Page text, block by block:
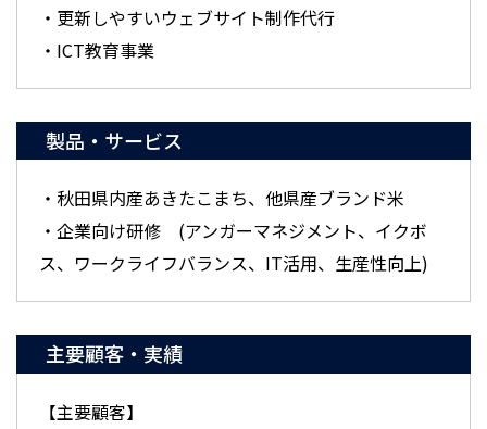
・更新しやすいウェブサイト制作代行
・ICT教育事業
製品・サービス
・秋田県内産あきたこまち、他県産ブランド米
・企業向け研修 (アンガーマネジメント、イクボ
ス、ワークライフバランス、IT活用、生産性向上)
主要顧客・実績
【主要顧客】